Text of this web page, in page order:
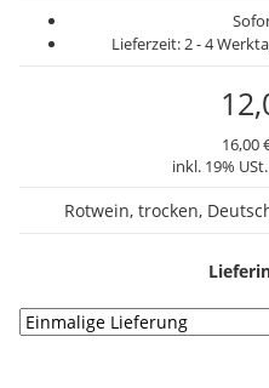
Lieferzeit:2 - 4
16,00
inkl. 19%
Rotwein, trocken,